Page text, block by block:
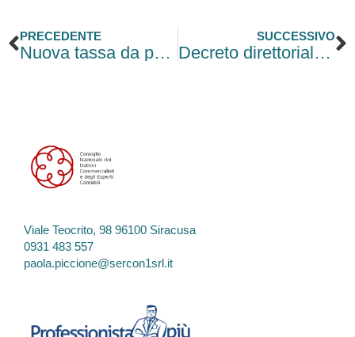
Precedente
PRECEDENTE
Nuova tassa da pagare: la truffa corre online
SUCCESSIVO
Decreto direttoriale 6 novembre 2025 – Transizione 5.0. Esaurimento risorse
Viale Teocrito, 98 96100 Siracusa
0931 483 557
paola.piccione@sercon1srl.it